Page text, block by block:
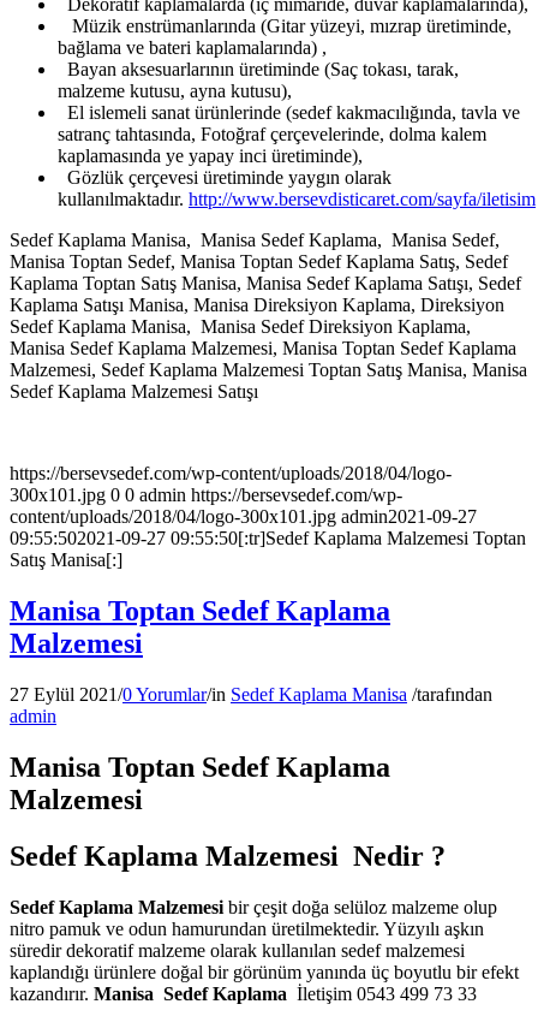
Dekoratif kaplamalarda (iç mimaride, duvar kaplamalarında),
Müzik enstrümanlarında (Gitar yüzeyi, mızrap üretiminde,
bağlama ve bateri kaplamalarında) ,
Bayan aksesuarlarının üretiminde (Saç tokası, tarak,
malzeme kutusu, ayna kutusu),
El islemeli sanat ürünlerinde (sedef kakmacılığında, tavla ve
satranç tahtasında, Fotoğraf çerçevelerinde, dolma kalem
kaplamasında ye yapay inci üretiminde),
Gözlük çerçevesi üretiminde yaygın olarak
kullanılmaktadır. http://www.bersevdisticaret.com/sayfa/iletisim
Sedef Kaplama Manisa, Manisa Sedef Kaplama, Manisa Sedef,
Manisa Toptan Sedef, Manisa Toptan Sedef Kaplama Satış, Sedef
Kaplama Toptan Satış Manisa, Manisa Sedef Kaplama Satışı, Sedef
Kaplama Satışı Manisa, Manisa Direksiyon Kaplama, Direksiyon
Sedef Kaplama Manisa, Manisa Sedef Direksiyon Kaplama,
Manisa Sedef Kaplama Malzemesi, Manisa Toptan Sedef Kaplama
Malzemesi, Sedef Kaplama Malzemesi Toptan Satış Manisa, Manisa
Sedef Kaplama Malzemesi Satışı
https://bersevsedef.com/wp-content/uploads/2018/04/logo-
300x101.jpg 0 0 admin https://bersevsedef.com/wp-
content/uploads/2018/04/logo-300x101.jpg admin2021-09-27
09:55:502021-09-27 09:55:50[:tr]Sedef Kaplama Malzemesi Toptan
Satış Manisa[:]
Manisa Toptan Sedef Kaplama
Malzemesi
27 Eylül 2021/0 Yorumlar/in Sedef Kaplama Manisa /tarafından
admin
Manisa Toptan Sedef Kaplama
Malzemesi
Sedef Kaplama Malzemesi Nedir ?
Sedef Kaplama Malzemesi bir çeşit doğa selüloz malzeme olup
nitro pamuk ve odun hamurundan üretilmektedir. Yüzyılı aşkın
süredir dekoratif malzeme olarak kullanılan sedef malzemesi
kaplandığı ürünlere doğal bir görünüm yanında üç boyutlu bir efekt
kazandırır. Manisa Sedef Kaplama İletişim 0543 499 73 33